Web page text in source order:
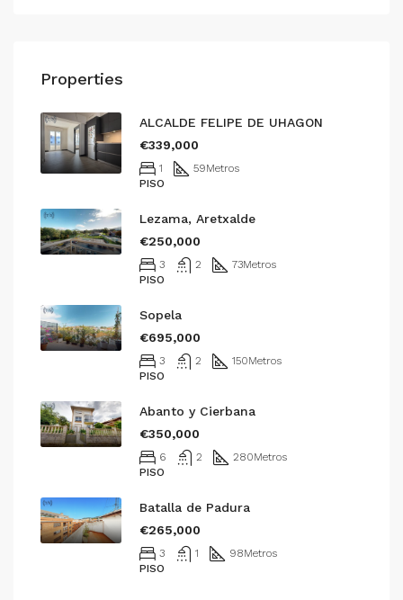
Properties
ALCALDE FELIPE DE UHAGON
€339,000
1 59Metros
PISO
Lezama, Aretxalde
€250,000
3 2 73Metros
PISO
Sopela
€695,000
3 2 150Metros
PISO
Abanto y Cierbana
€350,000
6 2 280Metros
PISO
Batalla de Padura
€265,000
3 1 98Metros
PISO